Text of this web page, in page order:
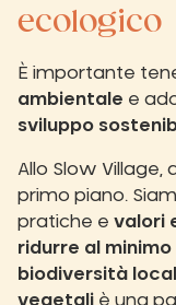
ecologico
È importante
ambientale e
sviluppo
Allo Slow
primo piano.
pratiche e valori
ridurre al
biodiversità
vegetali è una